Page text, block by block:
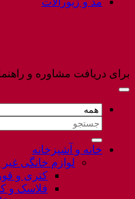
برای دریافت مشاوره و
جستجو
خانه و آشپزخانه
لوازم خانگی
کتری و
فلاسک و